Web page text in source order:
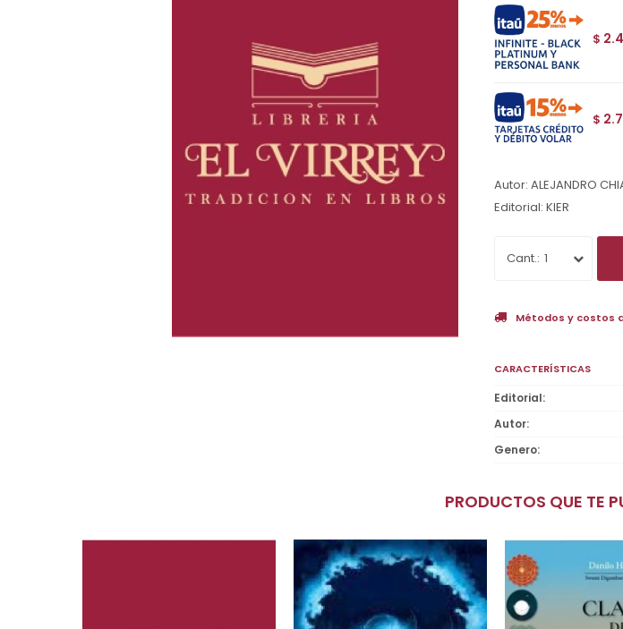
$
$
Autor: ALEJANDRO
Editorial: KIER
1
Métodos y costos
CARACTERÍSTICAS
Editorial
Autor
Genero
PRODUCTOS QUE TE